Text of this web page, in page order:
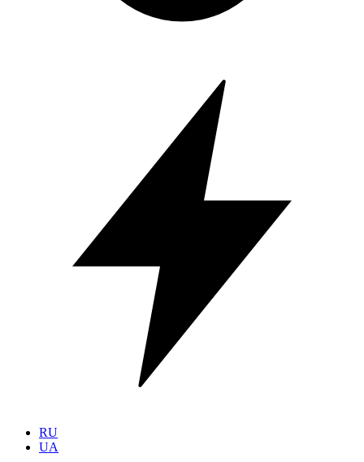
RU
UA